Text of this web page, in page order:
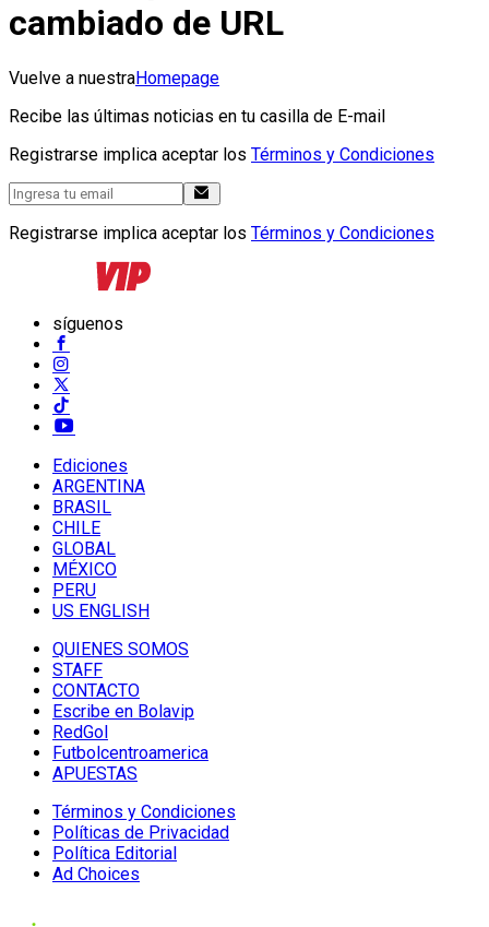
cambiado de URL
Vuelve a nuestraHomepage
Recibe las últimas noticias en tu casilla de E-mail
Registrarse implica aceptar los Términos y Condiciones
Registrarse implica aceptar los Términos y Condiciones
síguenos
Ediciones
ARGENTINA
BRASIL
CHILE
GLOBAL
MÉXICO
PERU
US ENGLISH
QUIENES SOMOS
STAFF
CONTACTO
Escribe en Bolavip
RedGol
Futbolcentroamerica
APUESTAS
Términos y Condiciones
Políticas de Privacidad
Política Editorial
Ad Choices